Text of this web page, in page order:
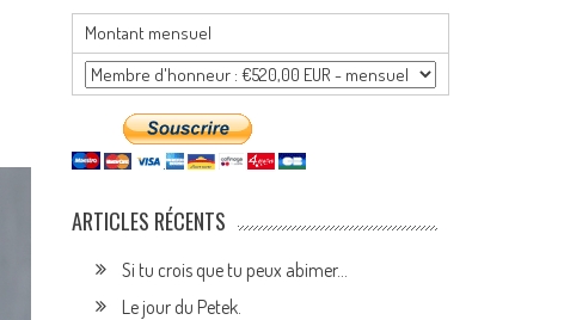
Montant mensuel
ARTICLES RÉCENTS
Si tu crois que tu peux abimer…
Le jour du Petek.